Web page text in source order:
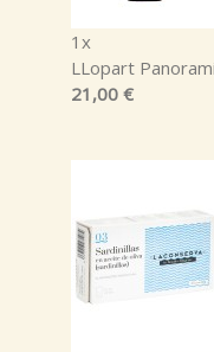
1x
LLopart
21,00 €